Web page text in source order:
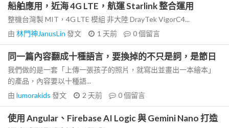
船舶應用，近海 4G LTE，航運 Starlink 整合運用
整機台灣製 MIT，4G LTE 模組 非大陸 DrayTek VigorC4...
由 林門神JanusLin 發文 1 天前 0個留言
同一篇內容翻成十種語言，要換掉的不只是詞，是節日
我們做的是一套「上傳一張孩子的照片，就寫出並畫出一本繪本」
的產品，內容要以十種語...
由 lumorakids 發文 2 天前 0個留言
使用 Angular、Firebase AI Logic 與 Gemini Nano 打造